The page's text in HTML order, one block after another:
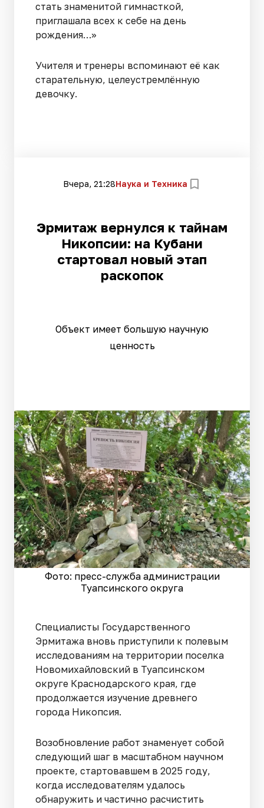
стать знаменитой гимнасткой,
приглашала всех к себе на день
рождения…»
Учителя и тренеры вспоминают её как
старательную, целеустремлённую
девочку.
Вчера, 21:28Наука и Техника
Эрмитаж вернулся к тайнам
Никопсии: на Кубани
стартовал новый этап
раскопок
Объект имеет большую научную
ценность
Фото: пресс-служба администрации
Туапсинского округа
Специалисты Государственного
Эрмитажа вновь приступили к полевым
исследованиям на территории поселка
Новомихайловский в Туапсинском
округе Краснодарского края, где
продолжается изучение древнего
города Никопсия.
Возобновление работ знаменует собой
следующий шаг в масштабном научном
проекте, стартовавшем в 2025 году,
когда исследователям удалось
обнаружить и частично расчистить